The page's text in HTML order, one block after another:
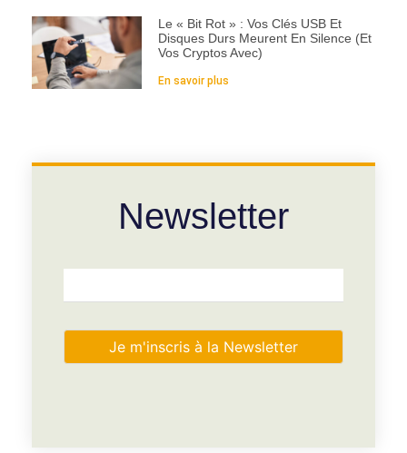
Le « Bit Rot » : Vos Clés USB Et
Disques Durs Meurent En Silence (et
Vos Cryptos Avec)
En savoir plus
Newsletter